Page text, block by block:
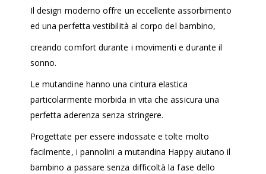
Il design moderno offre un eccellente assorbimento
ed una perfetta vestibilità al corpo del bambino,
creando comfort durante i movimenti e durante il
sonno.
Le mutandine hanno una cintura elastica
particolarmente morbida in vita che assicura una
perfetta aderenza senza stringere.
Progettate per essere indossate e tolte molto
facilmente, i pannolini a mutandina Happy aiutano il
bambino a passare senza difficoltà la fase dello